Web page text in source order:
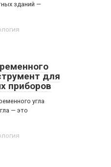
зданий —
для
приборов
угла
— это